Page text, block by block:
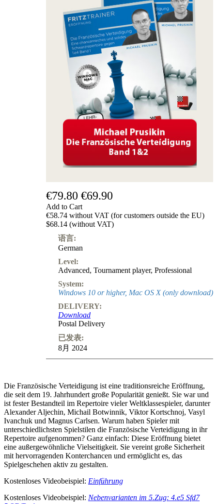
€79.80 €69.90
Add to Cart
€58.74 without VAT (for customers outside the EU)
$68.14 (without VAT)
语言:
German
Level:
Advanced, Tournament player, Professional
System:
Windows 10 or higher, Mac OS X (only download)
DELIVERY:
Download
Postal Delivery
已发表:
8月 2024
Die Französische Verteidigung ist eine traditionsreiche Eröffnung,
die seit dem 19. Jahrhundert große Popularität genießt. Sie war und
ist fester Bestandteil im Repertoire vieler Weltklassespieler, darunter
Alexander Aljechin, Michail Botwinnik, Viktor Kortschnoj, Vasyl
Ivanchuk und Magnus Carlsen. Warum haben Spieler mit
unterschiedlichsten Spielstilen die Französische Verteidigung in ihr
Repertoire aufgenommen? Ganz einfach: Diese Eröffnung bietet
eine außergewöhnliche Vielseitigkeit. Sie vereint große Sicherheit
mit hervorragenden Konterchancen und ermöglicht es, das
Spielgeschehen aktiv zu gestalten.
Kostenloses Videobeispiel: Einführung
Kostenloses Videobeispiel: Nebenvarianten im 5.Zug: 4.e5 Sfd7